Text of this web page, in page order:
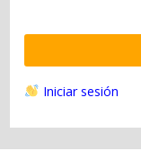
Iniciar sesión